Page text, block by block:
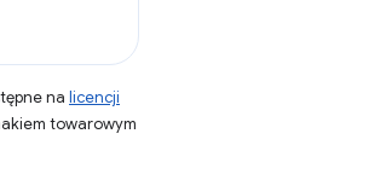
na licencji
towarowym